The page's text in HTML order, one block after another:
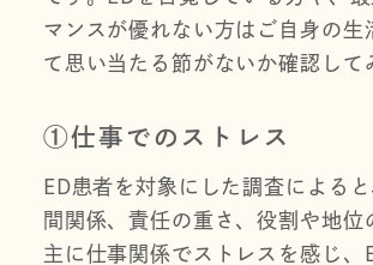
マンスが優れない方はご自身の生
て思い当たる節がないか確認して
①仕事でのストレス
ED患者を対象にした調査による
間関係、責任の重さ、役割や地位
主に仕事関係でストレスを感じ、